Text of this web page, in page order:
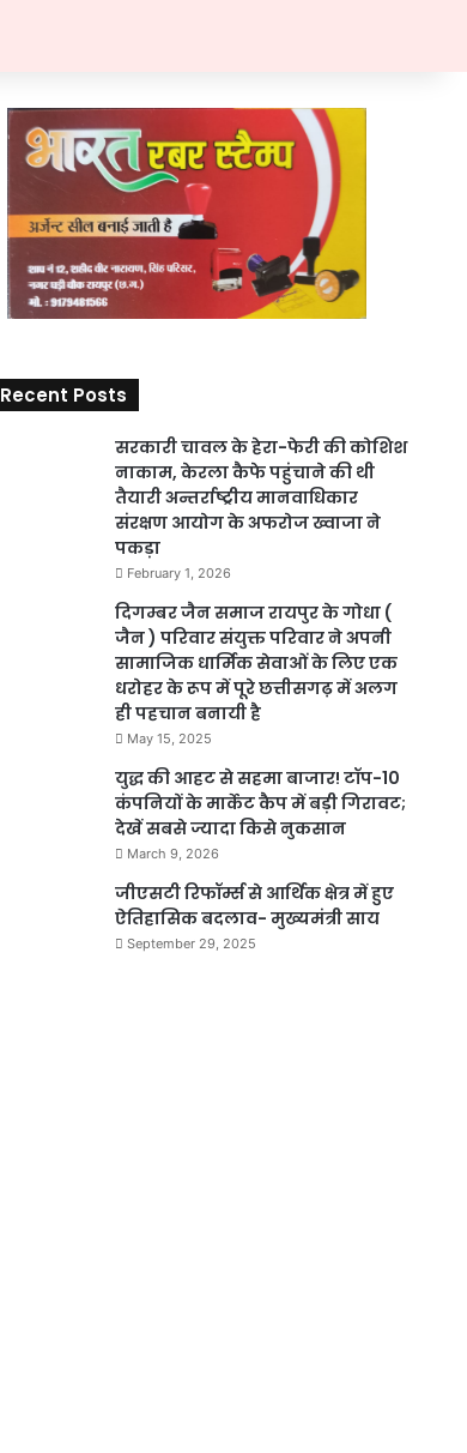
Recent Posts
सरकारी चावल के हेरा-फेरी की कोशिश
नाकाम, केरला कैफे पहुंचाने की थी
तैयारी अन्तर्राष्ट्रीय मानवाधिकार
संरक्षण आयोग के अफरोज ख्वाजा ने
पकड़ा
February 1, 2026
दिगम्बर जैन समाज रायपुर के गोधा (
जैन ) परिवार संयुक्त परिवार ने अपनी
सामाजिक धार्मिक सेवाओं के लिए एक
धरोहर के रूप में पूरे छत्तीसगढ़ में अलग
ही पहचान बनायी है
May 15, 2025
युद्ध की आहट से सहमा बाजार! टॉप-10
कंपनियों के मार्केट कैप में बड़ी गिरावट;
देखें सबसे ज्यादा किसे नुकसान
March 9, 2026
जीएसटी रिफॉर्म्स से आर्थिक क्षेत्र में हुए
ऐतिहासिक बदलाव- मुख्यमंत्री साय
September 29, 2025